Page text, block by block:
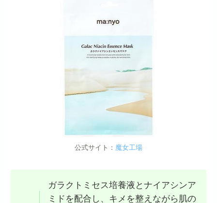
公式サイト： 魔女工場
ガラクトミセス培養液とナイアシンア
ミドを配合し、キメを整えながら肌の